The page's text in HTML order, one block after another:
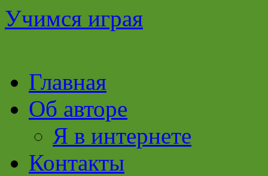
Учимся играя
Перейти
содержимому
Главная
Об авторе
Я в интернете
Контакты